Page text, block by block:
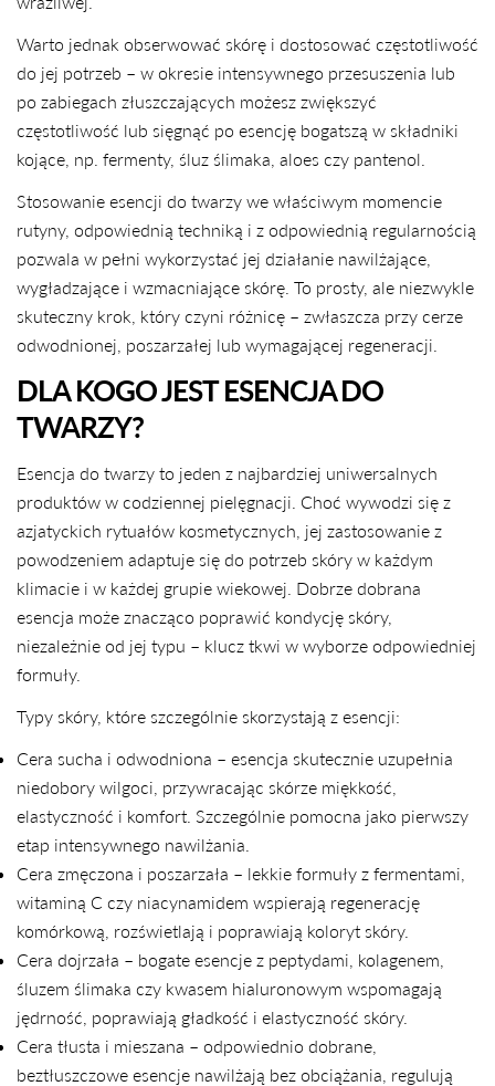
Warto jednak obserwować skórę i dostosować częstotliwość
do jej potrzeb – w okresie intensywnego przesuszenia lub
po zabiegach złuszczających możesz zwiększyć
częstotliwość lub sięgnąć po esencję bogatszą w składniki
kojące, np. fermenty, śluz ślimaka, aloes czy pantenol.
Stosowanie esencji do twarzy we właściwym momencie
rutyny, odpowiednią techniką i z odpowiednią regularnością
pozwala w pełni wykorzystać jej działanie nawilżające,
wygładzające i wzmacniające skórę. To prosty, ale niezwykle
skuteczny krok, który czyni różnicę – zwłaszcza przy cerze
odwodnionej, poszarzałej lub wymagającej regeneracji.
DLA KOGO JEST ESENCJA DO
TWARZY?
Esencja do twarzy to jeden z najbardziej uniwersalnych
produktów w codziennej pielęgnacji. Choć wywodzi się z
azjatyckich rytuałów kosmetycznych, jej zastosowanie z
powodzeniem adaptuje się do potrzeb skóry w każdym
klimacie i w każdej grupie wiekowej. Dobrze dobrana
esencja może znacząco poprawić kondycję skóry,
niezależnie od jej typu – klucz tkwi w wyborze odpowiedniej
formuły.
Typy skóry, które szczególnie skorzystają z esencji:
Cera sucha i odwodniona – esencja skutecznie uzupełnia
niedobory wilgoci, przywracając skórze miękkość,
elastyczność i komfort. Szczególnie pomocna jako pierwszy
etap intensywnego nawilżania.
Cera zmęczona i poszarzała – lekkie formuły z fermentami,
witaminą C czy niacynamidem wspierają regenerację
komórkową, rozświetlają i poprawiają koloryt skóry.
Cera dojrzała – bogate esencje z peptydami, kolagenem,
śluzem ślimaka czy kwasem hialuronowym wspomagają
jędrność, poprawiają gładkość i elastyczność skóry.
Cera tłusta i mieszana – odpowiednio dobrane,
beztłuszczowe esencje nawilżają bez obciążania, regulują
Udostępnij
na
Udostępnij
na
Przypnij
na